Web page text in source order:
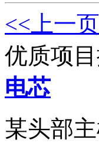
<<上一页
优质项
电芯
某头部